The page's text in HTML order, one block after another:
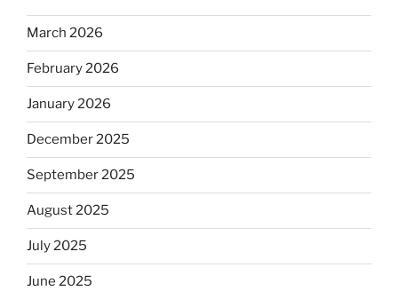
March 2026
February 2026
January 2026
December 2025
September 2025
August 2025
July 2025
June 2025